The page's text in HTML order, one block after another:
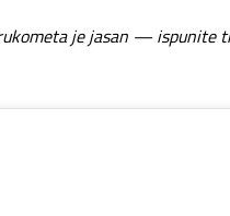
je jasan — ispunite